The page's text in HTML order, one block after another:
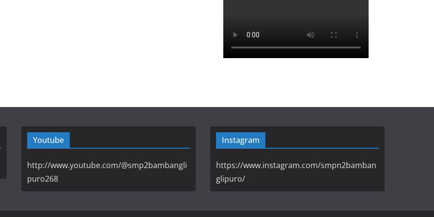
Youtube
http://www.youtube.com/@smp2bambangli
puro268
Instagram
https://www.instagram.com/smpn2bamban
glipuro/